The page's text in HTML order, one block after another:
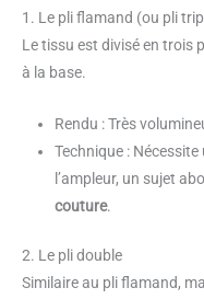
1. Le pli flamand (ou pli
Le tissu est divisé en trois
à la base.
Rendu : Très
Technique :
l’ampleur, un sujet
couture.
2. Le pli double
Similaire au pli flamand,